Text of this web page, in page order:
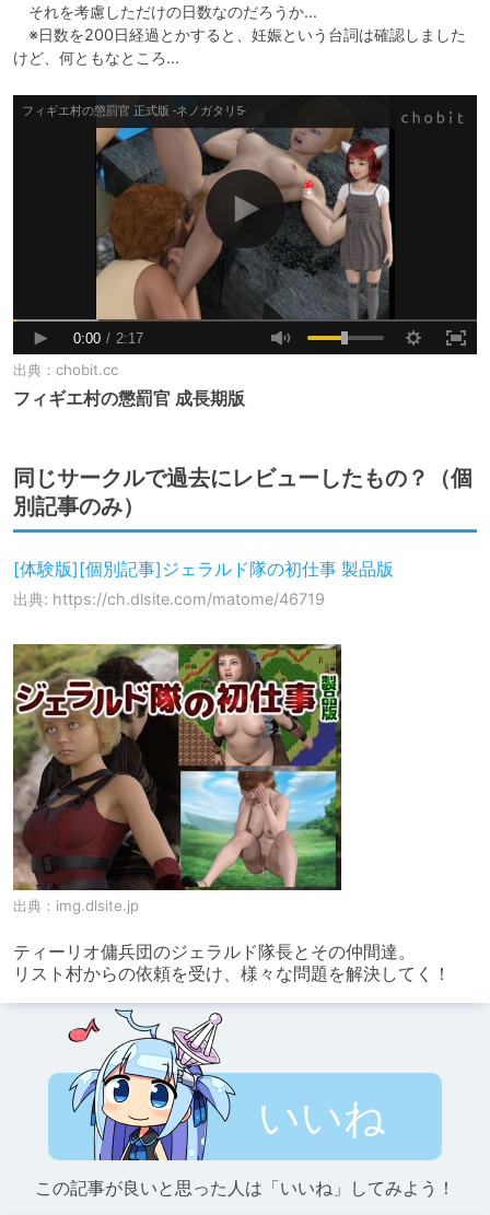
それを考慮しただけの日数なのだろうか…
※日数を200日経過とかすると、妊娠という台詞は確認しました
けど、何ともなところ…
出典： chobit.cc
フィギエ村の懲罰官 成長期版
同じサークルで過去にレビューしたもの？（個
別記事のみ）
[体験版][個別記事]ジェラルド隊の初仕事 製品版
出典: https://ch.dlsite.com/matome/46719
出典： img.dlsite.jp
ティーリオ傭兵団のジェラルド隊長とその仲間達。
リスト村からの依頼を受け、様々な問題を解決してく！
いいね
この記事が良いと思った人は「いいね」してみよう！